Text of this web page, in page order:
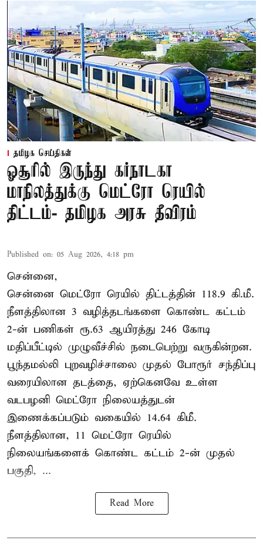
தமிழக செய்திகள்
ஓசூரில் இருந்து கர்நாடகா
மாநிலத்துக்கு மெட்ரோ ரெயில்
திட்டம்- தமிழக அரசு தீவிரம்
Published on: 05 Aug 2026, 4:18 pm
சென்னை,
சென்னை மெட்ரோ ரெயில் திட்டத்தின் 118.9 கி.மீ.
நீளத்திலான 3 வழித்தடங்களை கொண்ட கட்டம்
2-ன் பணிகள் ரூ.63 ஆயிரத்து 246 கோடி
மதிப்பீட்டில் முழுவீச்சில் நடைபெற்று வருகின்றன.
பூந்தமல்லி புறவழிச்சாலை முதல் போரூர் சந்திப்பு
வரையிலான தடத்தை, ஏற்கெனவே உள்ள
வடபழனி மெட்ரோ நிலையத்துடன்
இணைக்கப்படும் வகையில் 14.64 கிமீ.
நீளத்திலான, 11 மெட்ரோ ரெயில்
நிலையங்களைக் கொண்ட கட்டம் 2-ன் முதல்
பகுதி, ...
Read More